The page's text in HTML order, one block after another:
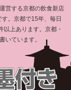
営する京都の飲食新店
。京都で15年、毎日
上あります。京都・
いています。